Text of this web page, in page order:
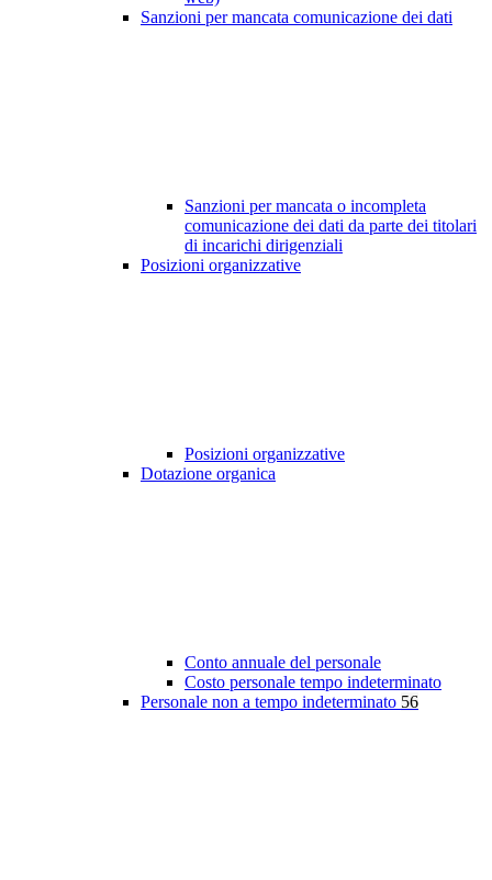
Sanzioni per mancata comunicazione dei dati
Sanzioni per mancata o incompleta
comunicazione dei dati da parte dei titolari
di incarichi dirigenziali
Posizioni organizzative
Posizioni organizzative
Dotazione organica
Conto annuale del personale
Costo personale tempo indeterminato
Personale non a tempo indeterminato 56